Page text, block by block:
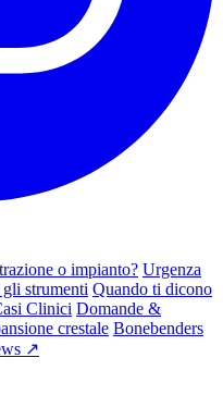
o impianto? Urgenza
strumenti Quando ti dicono
Clinici Domande &
crestale Bonebenders
↗